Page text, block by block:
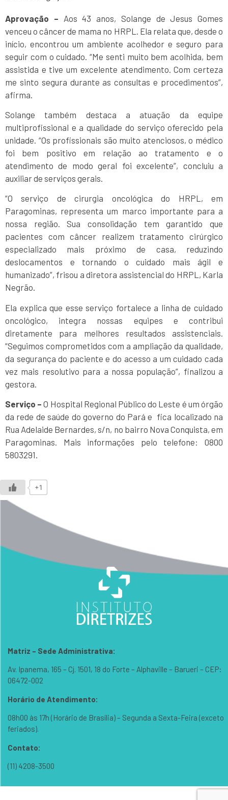
Aprovação – Aos 43 anos, Solange de Jesus Gomes
venceu o câncer de mama no HRPL. Ela relata que, desde o
início, encontrou um ambiente acolhedor e seguro para
seguir com o cuidado. “Me senti muito bem acolhida, bem
assistida e tive um excelente atendimento. Com certeza
me sinto segura durante as consultas e procedimentos”,
afirma.
Solange também destaca a atuação da equipe
multiprofissional e a qualidade do serviço oferecido pela
unidade. “Os profissionais são muito atenciosos, o médico
foi bem positivo em relação ao tratamento e o
atendimento de modo geral foi excelente”, concluiu a
auxiliar de serviços gerais.
“O serviço de cirurgia oncológica do HRPL, em
Paragominas, representa um marco importante para a
nossa região. Sua consolidação tem garantido que
pacientes com câncer realizem tratamento cirúrgico
especializado mais próximo de casa, reduzindo
deslocamentos e tornando o cuidado mais ágil e
humanizado”, frisou a diretora assistencial do HRPL, Karla
Negrão.
Ela explica que esse serviço fortalece a linha de cuidado
oncológico, integra nossas equipes e contribui
diretamente para melhores resultados assistenciais.
“Seguimos comprometidos com a ampliação da qualidade,
da segurança do paciente e do acesso a um cuidado cada
vez mais resolutivo para a nossa população”, finalizou a
gestora.
Serviço – O Hospital Regional Público do Leste é um órgão
da rede de saúde do governo do Pará e fica localizado na
Rua Adelaide Bernardes, s/n, no bairro Nova Conquista, em
Paragominas. Mais informações pelo telefone: 0800
5803291.
+1
Matriz – Sede Administrativa:
Av. Ipanema, 165 – Cj. 1501, 18 do Forte – Alphaville – Barueri – CEP:
06472-002
Horário de Atendimento:
08h00 às 17h (Horário de Brasília) – Segunda a Sexta-Feira (exceto
feriados).
Contato:
(11) 4208-3500